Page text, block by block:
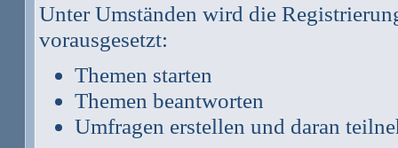
Unter Umständen wird die
vorausgesetzt:
Themen starten
Themen beantworten
Umfragen erstellen und daran